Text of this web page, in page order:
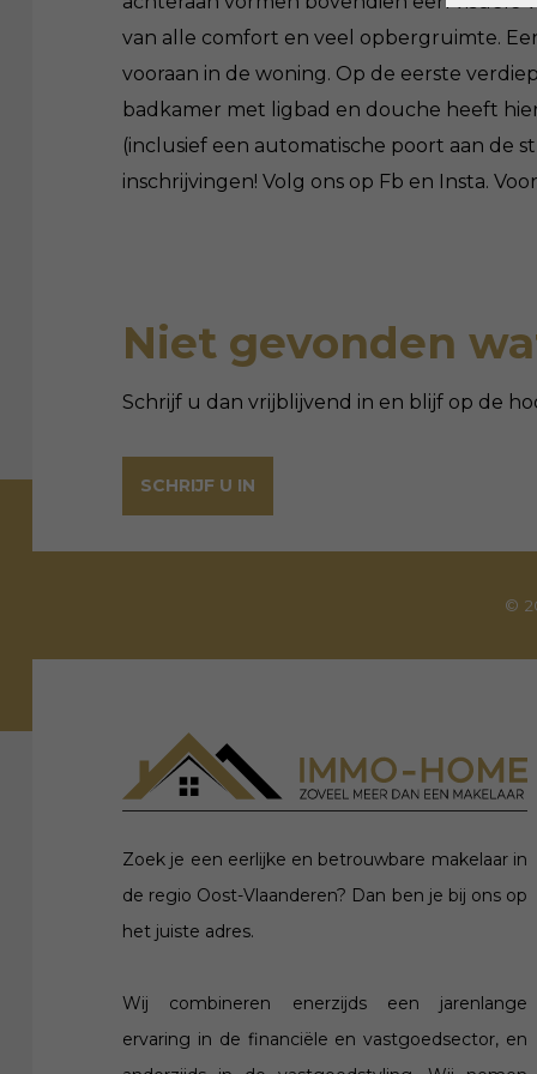
van alle comfort en veel opbergruimte.
vooraan in de woning. Op de eerste
badkamer met ligbad en douche heeft
(inclusief een automatische poort aan de
inschrijvingen! Volg ons op Fb en Insta.
Niet gevonden
Schrijf u dan vrijblijvend in en blijf op de
SCHRIJF U IN
©
Zoek je een eerlijke en betrouwbare makelaar in
de regio Oost-Vlaanderen? Dan ben je bij ons op
het juiste adres.
Wij combineren enerzijds een jarenlange
ervaring in de financiële en vastgoedsector, en